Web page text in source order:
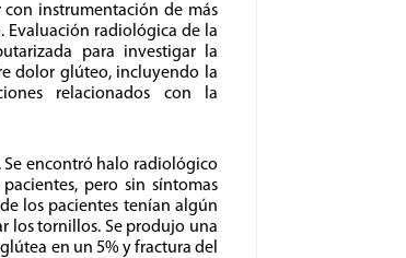
instrumentación de más
Evaluación radiológica de la
para investigar la
dolor glúteo, incluyendo la
relacionados con la
Se encontró halo radiológico
pero sin síntomas
los pacientes tenían algún
los tornillos. Se produjo una
en un 5% y fractura del